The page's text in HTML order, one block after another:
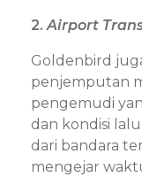
2.Airport
Goldenbird
penjemputan
pengemudi
dan kondisi
dari bandara
mengejar